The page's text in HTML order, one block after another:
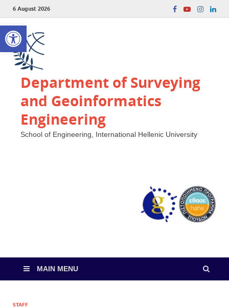
Open toolbar
6 August 2026
Department of Surveying
and Geoinformatics
Engineering
School of Engineering, International Hellenic University
MAIN MENU
STAFF